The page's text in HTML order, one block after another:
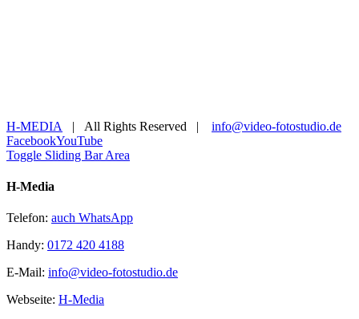
H-MEDIA | All Rights Reserved | info@video-fotostudio.de
FacebookYouTube
Toggle Sliding Bar Area
H-Media
Telefon: auch WhatsApp
Handy: 0172 420 4188
E-Mail: info@video-fotostudio.de
Webseite: H-Media